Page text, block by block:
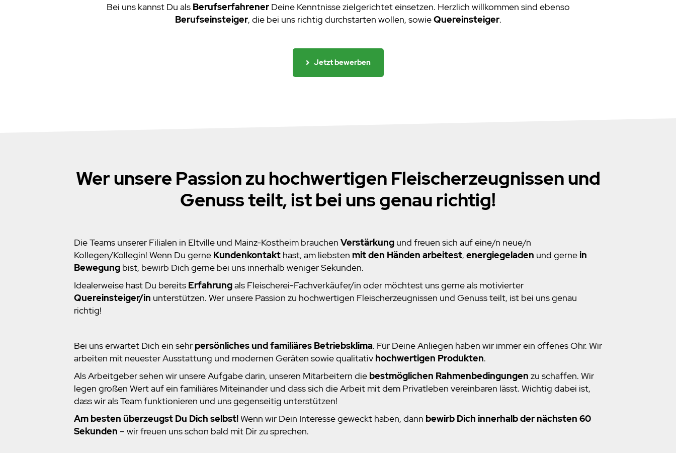
Bei uns kannst Du als BerufserfahrenerDeine Kenntnisse zielgerichtet einsetzen. Herzlich willkommen sind ebenso
Berufseinsteiger, die bei uns richtig durchstarten wollen, sowieQuereinsteiger.
Jetzt bewerben
Wer unsere Passion zu hochwertigen Fleischerzeugnissen und
Genuss teilt, ist bei uns genau richtig!
Die Teams unserer Filialen in Eltville und Mainz-Kostheim brauchen Verstärkung und freuen sich auf eine/n neue/n
Kollegen/Kollegin! Wenn Du gerne Kundenkontakt hast, am liebsten mit den Händen arbeitest, energiegeladen und gernein
Bewegung bist, bewirb Dich gerne bei uns innerhalb weniger Sekunden.
Idealerweise hast Du bereits Erfahrungals Fleischerei-Fachverkäufer/in oder möchtest uns gerne als motivierter
Quereinsteiger/in unterstützen. Wer unsere Passion zu hochwertigen Fleischerzeugnissen und Genuss teilt, ist bei uns genau
richtig!
Bei uns erwartet Dich ein sehr persönliches und familiäres Betriebsklima. Für Deine Anliegen haben wir immer ein offenes Ohr. Wir
arbeiten mit neuester Ausstattung und modernen Geräten sowie qualitativ hochwertigen Produkten.
Als Arbeitgeber sehen wir unsere Aufgabe darin, unseren Mitarbeitern die bestmöglichen Rahmenbedingungen zu schaffen. Wir
legen großen Wert auf ein familiäres Miteinander und dass sich die Arbeit mit dem Privatleben vereinbaren lässt. Wichtig dabei ist,
dass wir als Team funktionieren und uns gegenseitig unterstützen!
Am besten überzeugst Du Dich selbst!Wenn wir Dein Interesse geweckt haben, dann bewirb Dich innerhalb der nächsten 60
Sekunden – wir freuen uns schon bald mit Dir zu sprechen.